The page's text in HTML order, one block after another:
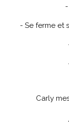
- Se ferme et
Carly